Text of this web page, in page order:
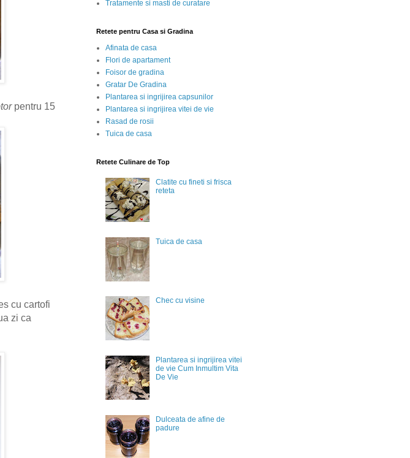
pentru 15
cu cartofi
zi ca
Tratamente si masti de curatare
Retete pentru Casa si Gradina
Afinata de casa
Flori de apartament
Foisor de gradina
Gratar De Gradina
Plantarea si ingrijirea capsunilor
Plantarea si ingrijirea vitei de vie
Rasad de rosii
Tuica de casa
Retete Culinare de Top
Clatite cu fineti si frisca
reteta
Tuica de casa
Chec cu visine
Plantarea si ingrijirea vitei
de vie Cum Inmultim Vita
De Vie
Dulceata de afine de
padure